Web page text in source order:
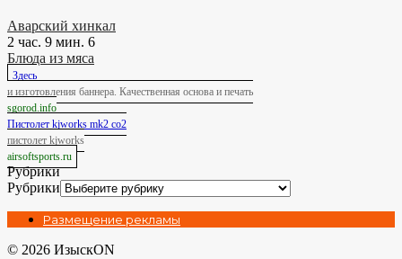
Аварский хинкал
2 час. 9 мин. 6
Блюда из мяса
Здесь
и изготовления баннера. Качественная основа и печать
sgorod.info
Пистолет kjworks mk2 co2
пистолет kjworks
airsoftsports.ru
Рубрики
Рубрики
Размещение рекламы
© 2026 ИзыскON